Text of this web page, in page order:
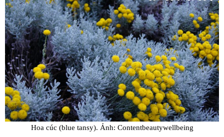
Hoa cúc (blue tansy). Ảnh: Contentbeautywellbeing